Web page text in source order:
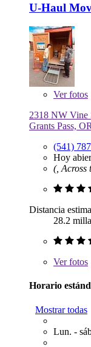
U-Haul
Verfotos
2318 NW Vine
Grants Pass,
(541)
Hoy
(, Across
Distancia
28.2
Verfotos
Horario
Mostrar todas
Lun. -